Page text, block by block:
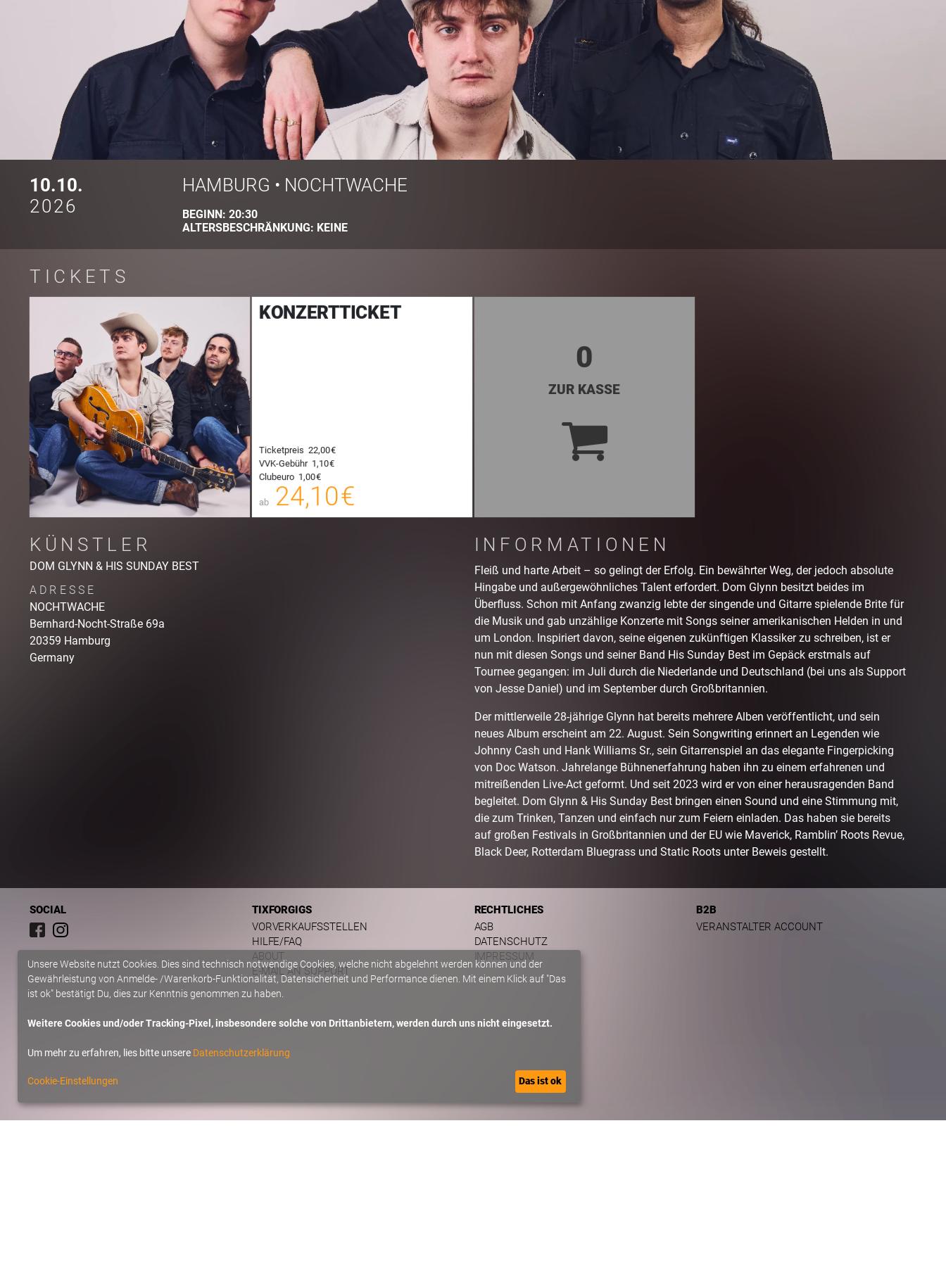
10.10.
2026
HAMBURG • NOCHTWACHE
BEGINN: 20:30
ALTERSBESCHRÄNKUNG: KEINE
TICKETS
KONZERTTICKET
Ticketpreis 22,00 €
VVK-Gebühr 1,10 €
Clubeuro 1,00 €
ab 24,10 €
00
00
0
ZUR KASSE
KÜNSTLER
DOM GLYNN & HIS SUNDAY BEST
ADRESSE
NOCHTWACHE
Bernhard-Nocht-Straße 69a
20359 Hamburg
Germany
INFORMATIONEN
Fleiß und harte Arbeit – so gelingt der Erfolg. Ein bewährter Weg, der jedoch absolute
Hingabe und außergewöhnliches Talent erfordert. Dom Glynn besitzt beides im
Überfluss. Schon mit Anfang zwanzig lebte der singende und Gitarre spielende Brite für
die Musik und gab unzählige Konzerte mit Songs seiner amerikanischen Helden in und
um London. Inspiriert davon, seine eigenen zukünftigen Klassiker zu schreiben, ist er
nun mit diesen Songs und seiner Band His Sunday Best im Gepäck erstmals auf
Tournee gegangen: im Juli durch die Niederlande und Deutschland (bei uns als Support
von Jesse Daniel) und im September durch Großbritannien.
Der mittlerweile 28-jährige Glynn hat bereits mehrere Alben veröffentlicht, und sein
neues Album erscheint am 22. August. Sein Songwriting erinnert an Legenden wie
Johnny Cash und Hank Williams Sr., sein Gitarrenspiel an das elegante Fingerpicking
von Doc Watson. Jahrelange Bühnenerfahrung haben ihn zu einem erfahrenen und
mitreißenden Live-Act geformt. Und seit 2023 wird er von einer herausragenden Band
begleitet. Dom Glynn & His Sunday Best bringen einen Sound und eine Stimmung mit,
die zum Trinken, Tanzen und einfach nur zum Feiern einladen. Das haben sie bereits
auf großen Festivals in Großbritannien und der EU wie Maverick, Ramblin’ Roots Revue,
Black Deer, Rotterdam Bluegrass und Static Roots unter Beweis gestellt.
SOCIAL
TIXFORGIGS
VORVERKAUFSSTELLEN
HILFE/FAQ
ABOUT
E-MAIL AN SUPPORT
RECHTLICHES
AGB
DATENSCHUTZ
IMPRESSUM
B2B
VERANSTALTER ACCOUNT
Unsere Website nutzt Cookies. Dies sind technisch notwendige Cookies, welche nicht abgelehnt werden können und der
Gewährleistung von Anmelde- /Warenkorb-Funktionalität, Datensicherheit und Performance dienen. Mit einem Klick auf "Das
ist ok" bestätigt Du, dies zur Kenntnis genommen zu haben.
Weitere Cookies und/oder Tracking-Pixel, insbesondere solche von Drittanbietern, werden durch uns nicht eingesetzt.
Um mehr zu erfahren, lies bitte unsere Datenschutzerklärung
Cookie-Einstellungen Das ist ok